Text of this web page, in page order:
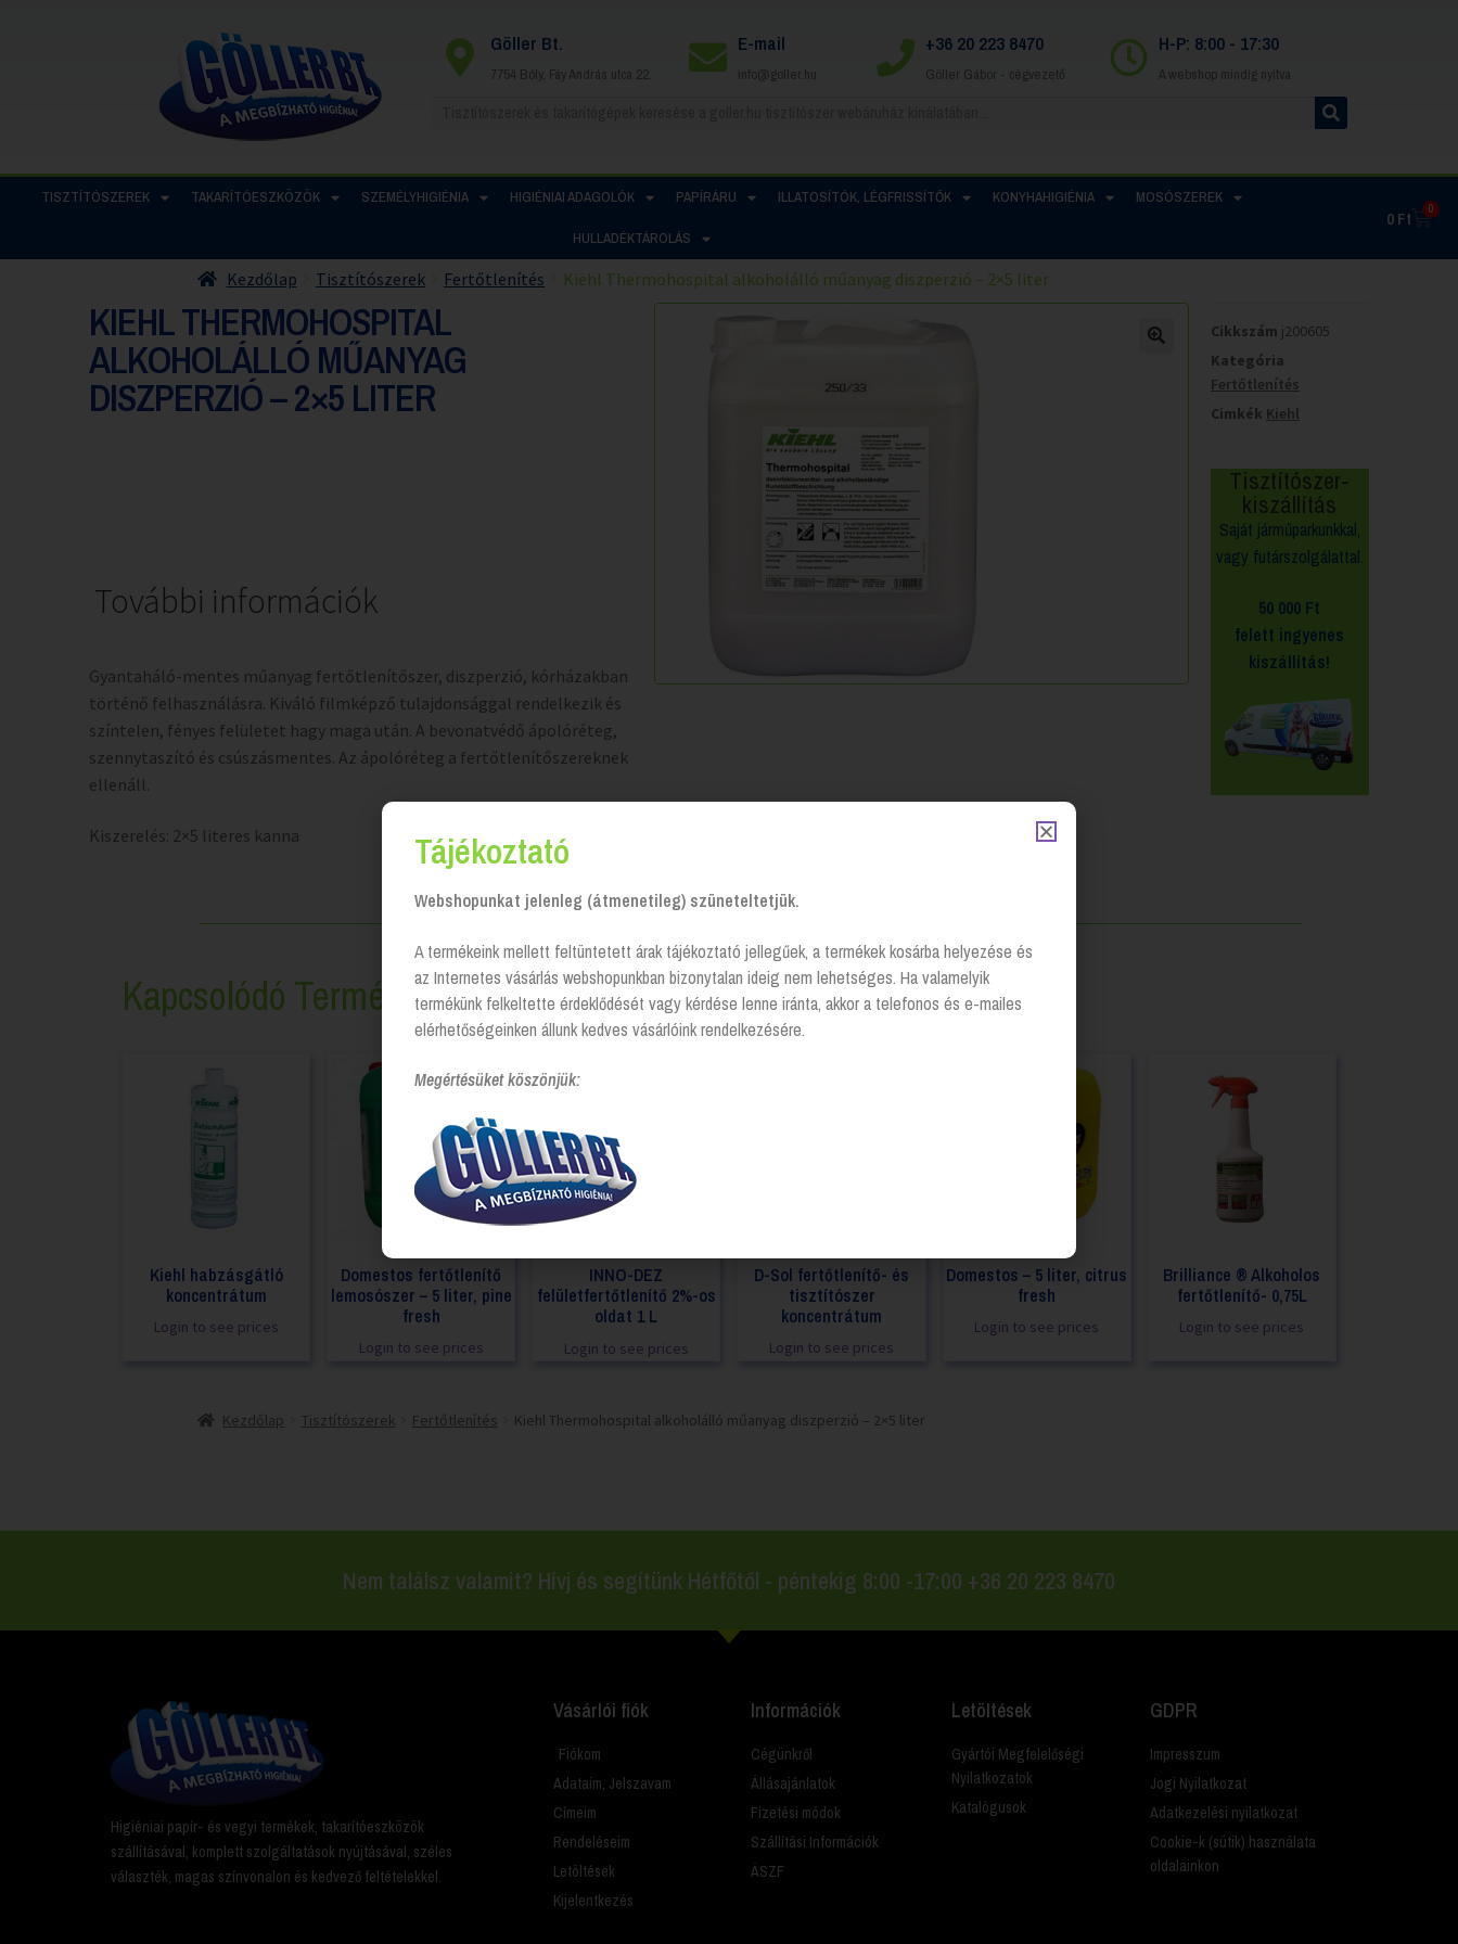
Göller Bt.
7754 Bóly, Fáy András utca 22.
E-mail
info@goller.hu
+36 20 223 8470
Göller Gábor - cégvezető
H-P: 8:00 - 17:30
A webshop mindig nyitva
TISZTÍTÓSZEREK TAKARÍTÓESZKÖZÖK SZEMÉLYHIGIÉNIA HIGIÉNIAI ADAGOLÓK PAPÍRÁRU ILLATOSÍTÓK, LÉGFRISSÍTŐK KONYHAHIGIÉNIA MOSÓSZEREK
HULLADÉKTÁROLÁS
0Ft 0
Kezdőlap Tisztítószerek Fertőtlenítés Kiehl Thermohospital alkoholálló műanyag diszperzió – 2×5 liter
KIEHL THERMOHOSPITAL
ALKOHOLÁLLÓ MŰANYAG
DISZPERZIÓ – 2×5 LITER
További információk
Gyantaháló-mentes műanyag fertőtlenítőszer, diszperzió, kórházakban
történő felhasználásra. Kiváló filmképző tulajdonsággal rendelkezik és
színtelen, fényes felületet hagy maga után. A bevonatvédő ápolóréteg,
szennytaszító és csúszásmentes. Az ápolóréteg a fertőtlenítőszereknek
ellenáll.
Kiszerelés: 2×5 literes kanna
Cikkszám j200605
Kategória
Fertőtlenítés
Cimkék Kiehl
Tisztítószer-
kiszállítás
Saját járműparkunkkal,
vagy futárszolgálattal.
50 000 Ft
felett ingyenes
kiszállítás!
Kapcsolódó Termékek
Kiehl habzásgátló
koncentrátum
Login to see prices
Domestos fertőtlenítő
lemosószer – 5 liter, pine
fresh
Login to see prices
INNO-DEZ
felületfertőtlenítő 2%-os
oldat 1 L
Login to see prices
D-Sol fertőtlenítő- és
tisztítószer
koncentrátum
Login to see prices
Domestos – 5 liter, citrus
fresh
Login to see prices
Brilliance ® Alkoholos
fertőtlenítő- 0,75L
Login to see prices
Kezdőlap Tisztítószerek Fertőtlenítés Kiehl Thermohospital alkoholálló műanyag diszperzió – 2×5 liter
Nem találsz valamit? Hívj és segítünk Hétfőtől - péntekig 8:00 -17:00 +36 20 223 8470
Higiéniai papír- és vegyi termékek, takarítóeszközök
szállításával, komplett szolgáltatások nyújtásával, széles
választék, magas színvonalon és kedvező feltételekkel.
Vásárlói fiók
Fiókom
Adataim, Jelszavam
Címeim
Rendeléseim
Letöltések
Kijelentkezés
Információk
Cégünkről
Állásajánlatok
Fizetési módok
Szállítási Információk
ÁSZF
Letöltések
Gyártói Megfelelőségi
Nyilatkozatok
Katalógusok
GDPR
Impresszum
Jogi Nyilatkozat
Adatkezelési nyilatkozat
Cookie-k (sütik) használata
oldalainkon
Tájékoztató
Webshopunkat jelenleg (átmenetileg) szüneteltetjük.
A termékeink mellett feltüntetett árak tájékoztató jellegűek, a termékek kosárba helyezése és
az Internetes vásárlás webshopunkban bizonytalan ideig nem lehetséges. Ha valamelyik
termékünk felkeltette érdeklődését vagy kérdése lenne iránta, akkor a telefonos és e-mailes
elérhetőségeinken állunk kedves vásárlóink rendelkezésére.
Megértésüket köszönjük: